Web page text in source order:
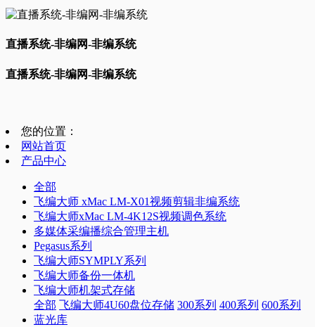
直播系统-非编网-非编系统
直播系统-非编网-非编系统
您的位置：
网站首页
产品中心
全部
飞编大师 xMac LM-X01视频剪辑非编系统
飞编大师xMac LM-4K12S视频调色系统
多媒体采编播综合管理主机
Pegasus系列
飞编大师SYMPLY系列
飞编大师备份一体机
飞编大师机架式存储
全部 飞编大师4U60盘位存储 300系列 400系列 600系列
蓝光库